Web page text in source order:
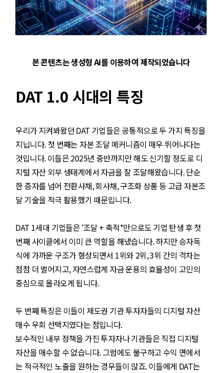
본 콘텐츠는 생성형 AI를 이용하여 제작되었습니다
DAT 1.0 시대의 특징
우리가 지켜봐왔던 DAT 기업들은 공통적으로 두 가지 특징을
지닙니다. 첫 번째는 자본 조달 메커니즘이 매우 뛰어나다는
것입니다. 이들은 2025년 중반까지만 해도 신기할 정도로 디
지털 자산 외부 생태계에서 자금을 잘 조달해왔습니다. 단순
한 증자를 넘어 전환사채, 회사채, 구조화 상품 등 고급 자본조
달 기술을 적극 활용했기 때문입니다.
DAT 1세대 기업들은 ‘조달 + 축적*만으로도 기업 탄생 후 첫
번째 사이클에서 이미 큰 역할을 해냈습니다. 하지만 승자독
식에 가까운 구조가 형성되면서 1위와 2위, 3위 간의 격차는
점점 더 벌어지고, 자연스럽게 자금 운용의 효율성이 고민의
중심으로 올라오게 됩니다.
두 번째 특징은 이들이 제도권 기관 투자자들의 디지털 자산
매수 우회 선택지였다는 점입니다.
보수적인 내부 정책을 가진 투자자나 기관들은 직접 디지털
자산을 매수할 수 없습니다. 그럼에도 불구하고 수익 면에서
는 적극적인 노출을 원하는 경우들이 많죠. 이들에게 DAT는